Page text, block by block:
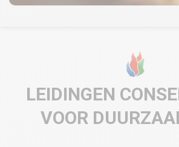
LEIDINGEN
VOOR